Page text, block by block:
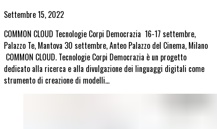
Settembre 15, 2022
COMMON CLOUD Tecnologie Corpi Democrazia 16-17 settembre,
Palazzo Te, Mantova 30 settembre, Anteo Palazzo del Cinema, Milano
COMMON CLOUD. Tecnologie Corpi Democrazia è un progetto
dedicato alla ricerca e alla divulgazione dei linguaggi digitali come
strumento di creazione di modelli…